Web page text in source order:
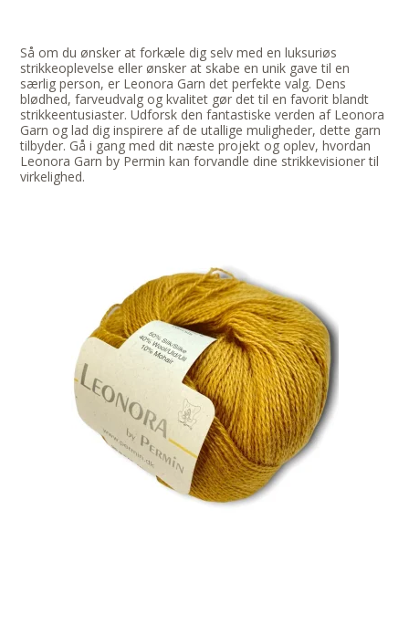
Så om du ønsker at forkæle dig selv med en luksuriøs
strikkeoplevelse eller ønsker at skabe en unik gave til en
særlig person, er Leonora Garn det perfekte valg. Dens
blødhed, farveudvalg og kvalitet gør det til en favorit blandt
strikkeentusiaster. Udforsk den fantastiske verden af Leonora
Garn og lad dig inspirere af de utallige muligheder, dette garn
tilbyder. Gå i gang med dit næste projekt og oplev, hvordan
Leonora Garn by Permin kan forvandle dine strikkevisioner til
virkelighed.